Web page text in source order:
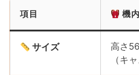
項目 機
サイズ
高さ
（キ